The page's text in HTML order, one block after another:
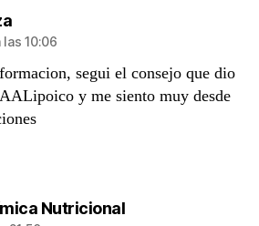
dice:
10:06
segui el consejo que dio
y me siento muy desde
Nutricionaldice: